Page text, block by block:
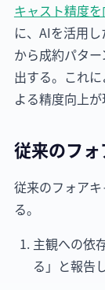
キャスト精度
に、AIを活用
から成約パタ
出する。これ
よる精度向上が
従来のフ
従来のフォア
る。
主観への依
る」と報告